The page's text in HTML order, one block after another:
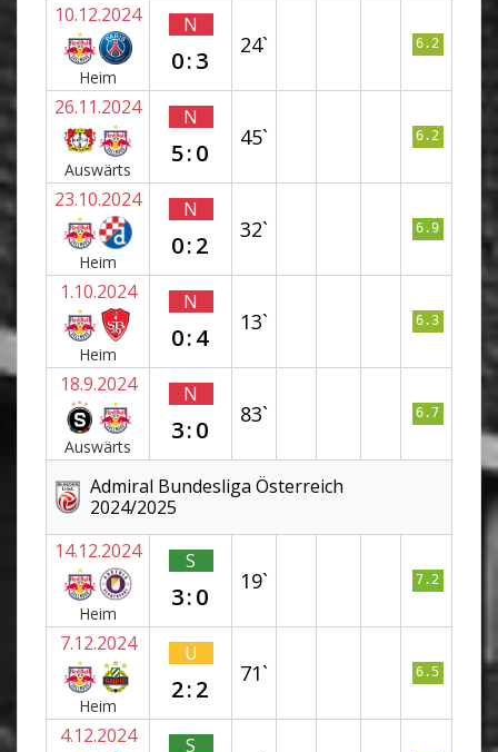
10.12.2024
Heim
N
0:3
24` 6.2
26.11.2024
Auswärts
N
5:0
45` 6.2
23.10.2024
Heim
N
0:2
32` 6.9
1.10.2024
Heim
N
0:4
13` 6.3
18.9.2024
Auswärts
N
3:0
83` 6.7
Admiral Bundesliga Österreich
2024/2025
14.12.2024
Heim
S
3:0
19` 7.2
7.12.2024
Heim
U
2:2
71` 6.5
4.12.2024 S